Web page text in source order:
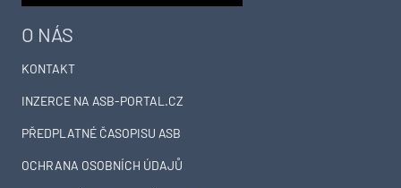
O NÁS
KONTAKT
INZERCE NA ASB-PORTAL.CZ
PŘEDPLATNÉ ČASOPISU ASB
OCHRANA OSOBNÍCH ÚDAJŮ